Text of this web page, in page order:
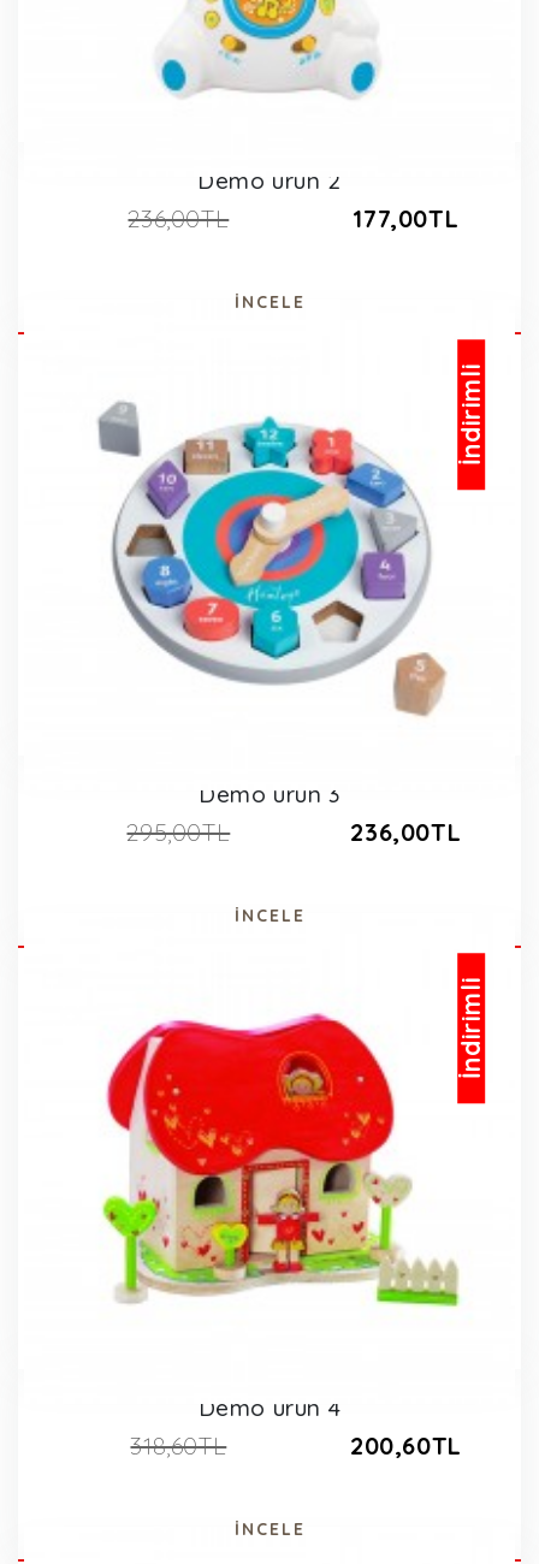
Demo ürün 2
236,00TL 177,00TL
İNCELE
İndirimli
Demo ürün 3
295,00TL 236,00TL
İNCELE
İndirimli
Demo ürün 4
318,60TL 200,60TL
İNCELE